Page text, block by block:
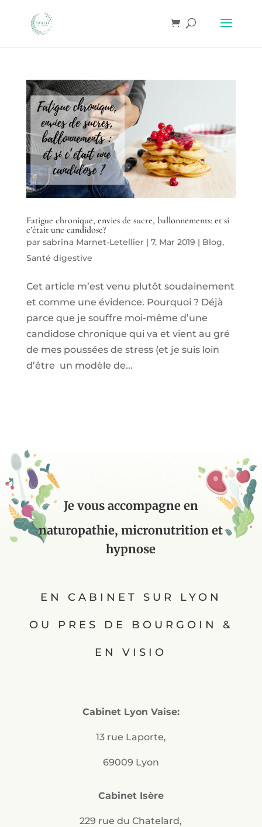
Fatigue chronique, envies de sucre, ballonnements: et si
c’était une candidose?
par sabrina Marnet-Letellier| 7, Mar 2019 | Blog,
Santé digestive
Cet article m’est venu plutôt soudainement
et comme une évidence. Pourquoi ? Déjà
parce que je souffre moi-même d’une
candidose chronique qui va et vient au gré
de mes poussées de stress (et je suis loin
d’être un modèle de...
Je vous accompagne en
naturopathie, micronutrition et
hypnose
EN CABINET SUR LYON
OU PRES DE BOURGOIN &
EN VISIO
Cabinet Lyon Vaise:
13 rue Laporte,
69009 Lyon
Cabinet Isère
229 rue du Chatelard,